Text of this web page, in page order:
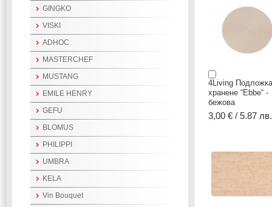
4Living
хранене “Ebbe“ -
бежова
3,00 € / 5.87 лв.
GINGKO
VISKI
ADHOC
MASTERCHEF
MUSTANG
EMILE HENRY
GEFU
BLOMUS
PHILIPPI
UMBRA
KELA
Vin Bouquet